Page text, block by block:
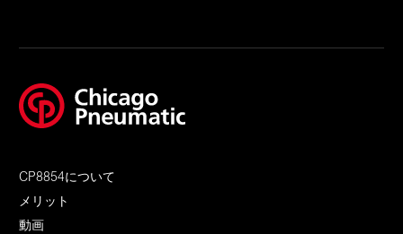
CP8854について
メリット
動画